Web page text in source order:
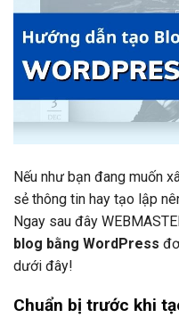
Nếu như bạn đang muốn
sẻ thông tin hay tạo lập
Ngay sau đây
blog bằng WordPress
dưới đây!
Chuẩn bị trước khi